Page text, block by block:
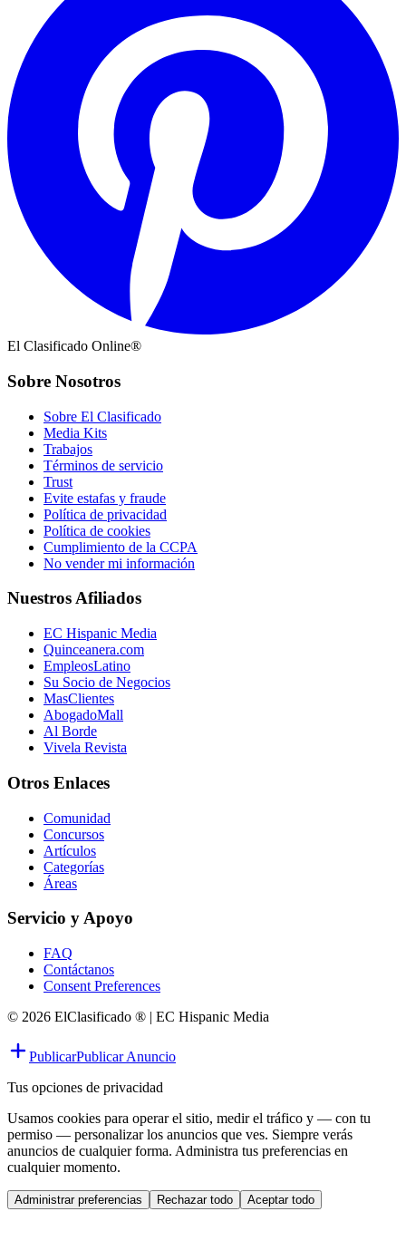
El Clasificado Online®
Sobre Nosotros
Sobre El Clasificado
Media Kits
Trabajos
Términos de servicio
Trust
Evite estafas y fraude
Política de privacidad
Política de cookies
Cumplimiento de la CCPA
No vender mi información
Nuestros Afiliados
EC Hispanic Media
Quinceanera.com
EmpleosLatino
Su Socio de Negocios
MasClientes
AbogadoMall
Al Borde
Vivela Revista
Otros Enlaces
Comunidad
Concursos
Artículos
Categorías
Áreas
Servicio y Apoyo
FAQ
Contáctanos
Consent Preferences
© 2026 ElClasificado ® | EC Hispanic Media
PublicarPublicar Anuncio
Tus opciones de privacidad
Usamos cookies para operar el sitio, medir el tráfico y — con tu
permiso — personalizar los anuncios que ves. Siempre verás
anuncios de cualquier forma. Administra tus preferencias en
cualquier momento.
Administrar preferencias Rechazar todo Aceptar todo